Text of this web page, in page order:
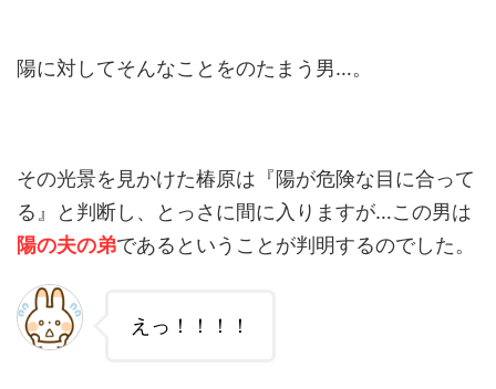
陽に対してそんなことをのたまう男…。
その光景を見かけた椿原は『陽が危険な目に合って
る』と判断し、とっさに間に入りますが…この男は
陽の夫の弟であるということが判明するのでした。
えっ！！！！